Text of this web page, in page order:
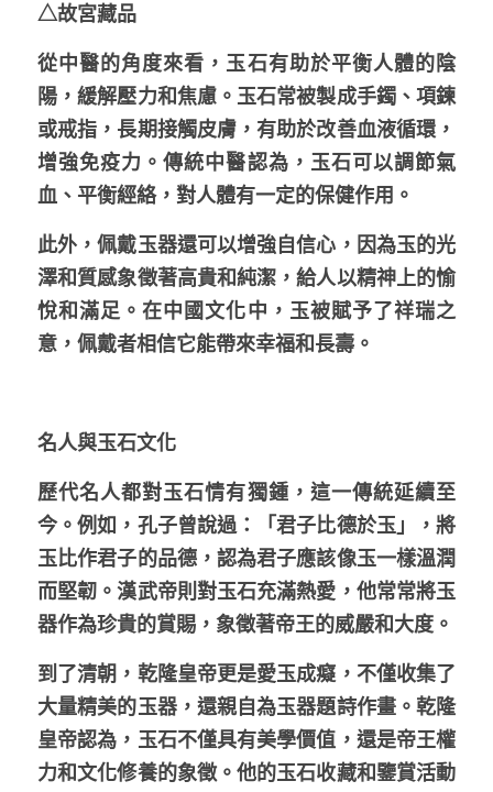
△故宮藏品
從中醫的角度來看，玉石有助於平衡人體的陰
陽，緩解壓力和焦慮。玉石常被製成手鐲、項鍊
或戒指，長期接觸皮膚，有助於改善血液循環，
增強免疫力。傳統中醫認為，玉石可以調節氣
血、平衡經絡，對人體有一定的保健作用。
此外，佩戴玉器還可以增強自信心，因為玉的光
澤和質感象徵著高貴和純潔，給人以精神上的愉
悅和滿足。在中國文化中，玉被賦予了祥瑞之
意，佩戴者相信它能帶來幸福和長壽。
名人與玉石文化
歷代名人都對玉石情有獨鍾，這一傳統延續至
今。例如，孔子曾說過：「君子比德於玉」，將
玉比作君子的品德，認為君子應該像玉一樣溫潤
而堅韌。漢武帝則對玉石充滿熱愛，他常常將玉
器作為珍貴的賞賜，象徵著帝王的威嚴和大度。
到了清朝，乾隆皇帝更是愛玉成癡，不僅收集了
大量精美的玉器，還親自為玉器題詩作畫。乾隆
皇帝認為，玉石不僅具有美學價值，還是帝王權
力和文化修養的象徵。他的玉石收藏和鑒賞活動